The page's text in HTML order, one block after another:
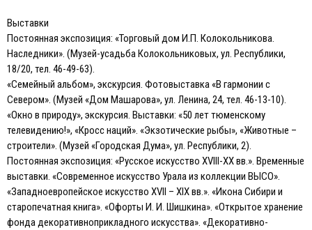
Выставки
Постоянная экспозиция: «Торговый дом И.П. Колокольникова.
Наследники». (Музей-усадьба Колокольниковых, ул. Республики,
18/20, тел. 46-49-63).
«Семейный альбом», экскурсия. Фотовыставка «В гармонии с
Севером». (Музей «Дом Машарова», ул. Ленина, 24, тел. 46-13-10).
«Окно в природу», экскурсия. Выставки: «50 лет тюменскому
телевидению!», «Кросс наций». «Экзотические рыбы», «Животные –
строители». (Музей «Городская Дума», ул. Республики, 2).
Постоянная экспозиция: «Русское искусство XVIII-XX вв.». Временные
выставки. «Современное искусство Урала из коллекции ВЫСО».
«Западноевропейское искусство XVII – XIX вв.». «Икона Сибири и
старопечатная книга». «Офорты И. И. Шишкина». «Открытое хранение
фонда декоративноприкладного искусства». «Декоративно-